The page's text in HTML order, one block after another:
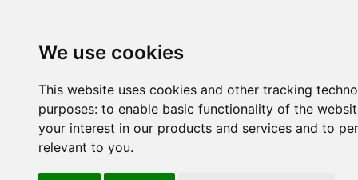
We use cookies
This website uses cookies and other tracking
purposes: to enable basic functionality of the
your interest in our products and services and to
relevant to you.